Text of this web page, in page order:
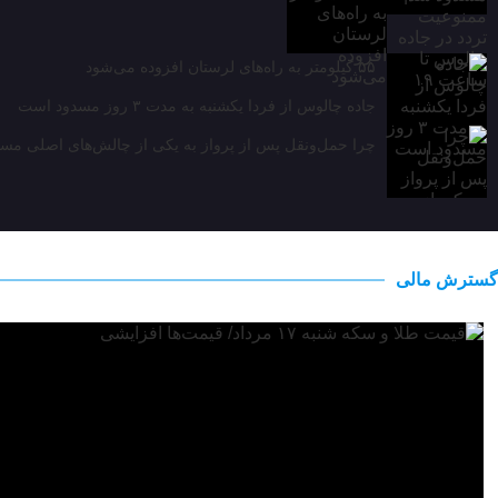
۵۵ کیلومتر به راه‌های لرستان افزوده می‌شود
جاده چالوس از فردا یکشنبه به مدت ۳ روز مسدود است
چرا حمل‌ونقل پس از پرواز به یکی از چالش‌های اصلی
گسترش مالی